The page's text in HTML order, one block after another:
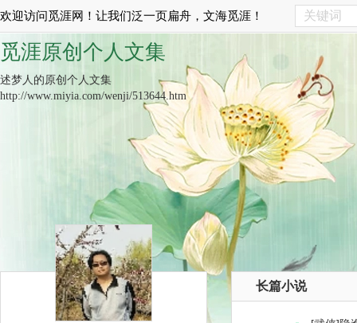
欢迎访问觅涯网！让我们泛一页扁舟，文海觅涯！
觅涯原创个人文集
述梦人的原创个人文集
http://www.miyia.com/wenji/513644.htm
长篇小说